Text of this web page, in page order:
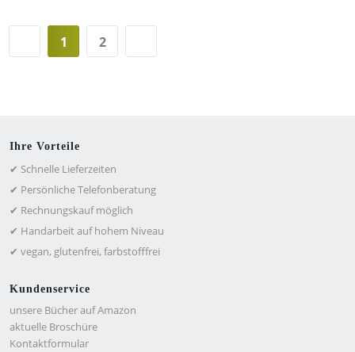
1 2
Ihre Vorteile
✔ Schnelle Lieferzeiten
✔ Persönliche Telefonberatung
✔ Rechnungskauf möglich
✔ Handarbeit auf hohem Niveau
✔ vegan, glutenfrei, farbstofffrei
Kundenservice
unsere Bücher auf Amazon
aktuelle Broschüre
Kontaktformular